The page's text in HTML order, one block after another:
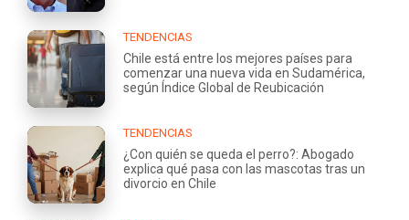
TENDENCIAS
Chile está entre los mejores países para
comenzar una nueva vida en Sudamérica,
según Índice Global de Reubicación
TENDENCIAS
¿Con quién se queda el perro?: Abogado
explica qué pasa con las mascotas tras un
divorcio en Chile